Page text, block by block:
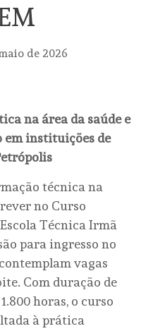
de 2026
na área da saúde e
em instituições de
técnica na
no Curso
Técnica Irmã
para ingresso no
vagas
Com duração de
horas, o curso
à prática